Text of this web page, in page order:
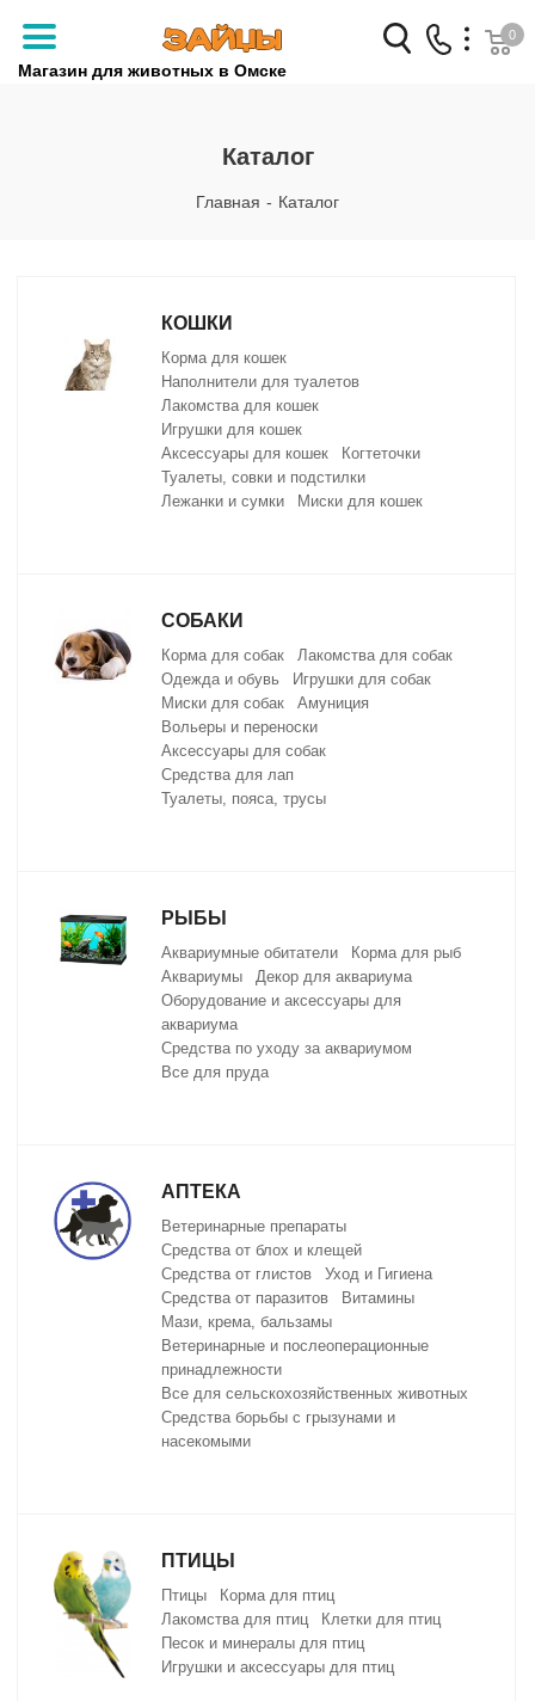
Магазин для животных в Омске
Заказать звонок
+7 (3812) 79-04-04
0
Каталог
Главная - Каталог
КОШКИ
Корма для кошек
Наполнители для туалетов
Лакомства для кошек
Игрушки для кошек
Аксессуары для кошек
Когтеточки
Туалеты, совки и подстилки
Лежанки и сумки
Миски для кошек
СОБАКИ
Корма для собак
Лакомства для собак
Одежда и обувь
Игрушки для собак
Миски для собак
Амуниция
Вольеры и переноски
Аксессуары для собак
Средства для лап
Туалеты, пояса, трусы
РЫБЫ
Аквариумные обитатели
Корма для рыб
Аквариумы
Декор для аквариума
Оборудование и аксессуары для
аквариума
Средства по уходу за аквариумом
Все для пруда
АПТЕКА
Ветеринарные препараты
Средства от блох и клещей
Средства от глистов
Уход и Гигиена
Средства от паразитов
Витамины
Мази, крема, бальзамы
Ветеринарные и послеоперационные
принадлежности
Все для сельскохозяйственных животных
Средства борьбы с грызунами и
насекомыми
ПТИЦЫ
Птицы
Корма для птиц
Лакомства для птиц
Клетки для птиц
Песок и минералы для птиц
Игрушки и аксессуары для птиц